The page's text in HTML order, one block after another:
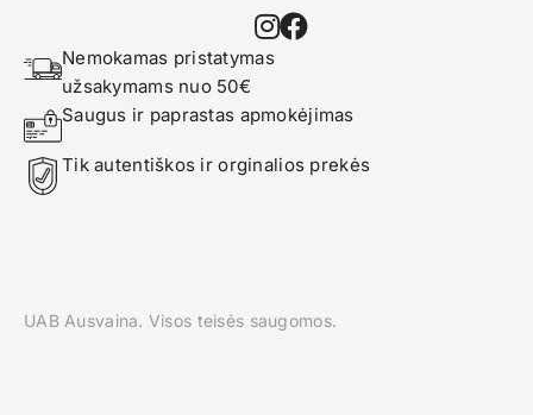
Nemokamas pristatymas
užsakymams nuo 50€
Saugus ir paprastas apmokėjimas
Tik autentiškos ir orginalios prekės
UAB Ausvaina. Visos teisės saugomos.